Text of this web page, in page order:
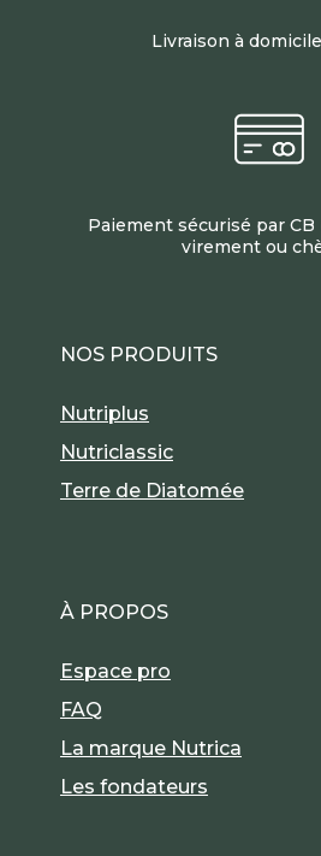
Livraison à
Paiement sécurisé par CB
virement ou
NOS PRODUITS
Nutriplus
Nutriclassic
Terre de Diatomée
À PROPOS
Espace pro
FAQ
La marque Nutrica
Les fondateurs